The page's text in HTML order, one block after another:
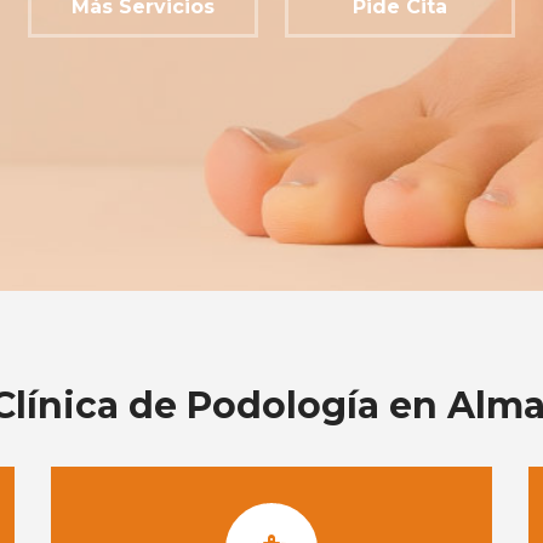
Más Servicios Pide Cita
de Podología en